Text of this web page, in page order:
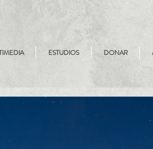
ESTUDIOS DONAR